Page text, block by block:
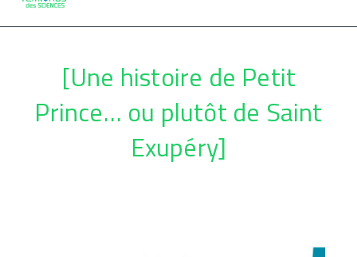
[Une histoire de Petit
Prince… ou plutôt de Saint
Exupéry]